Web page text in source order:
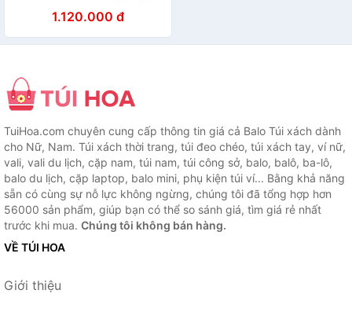
1.120.000 đ
TuiHoa.com chuyên cung cấp thông tin giá cả Balo Túi xách dành
cho Nữ, Nam. Túi xách thời trang, túi đeo chéo, túi xách tay, ví nữ,
vali, vali du lịch, cặp nam, túi nam, túi công sở, balo, balô, ba-lô,
balo du lịch, cặp laptop, balo mini, phụ kiện túi ví... Bằng khả năng
sẵn có cùng sự nỗ lực không ngừng, chúng tôi đã tổng hợp hơn
56000 sản phẩm, giúp bạn có thể so sánh giá, tìm giá rẻ nhất
trước khi mua. Chúng tôi không bán hàng.
VỀ TÚI HOA
Giới thiệu